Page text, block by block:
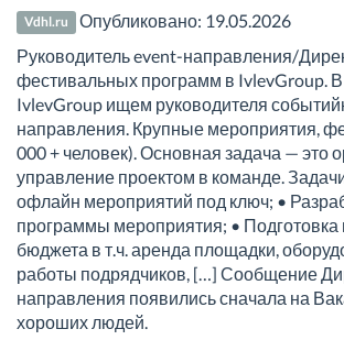
Vdhl.ru Опубликовано: 19.05.2026
Руководитель event-направления/
фестивальных программ в IvlevGroup.
IvlevGroup ищем руководителя
направления. Крупные мероприятия,
000 + человек). Основная задача — это
управление проектом в команде.
офлайн мероприятий под ключ; •
программы мероприятия; • Подготовка
бюджета в т.ч. аренда площадки,
работы подрядчиков, […] Сообщение
направления появились сначала на
хороших людей.